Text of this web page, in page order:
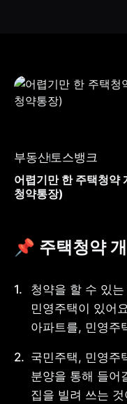
주소 : 06133 서울특별시 강남
부동산토스뱅크
어렵기만 한 주택청약
청약통장)
📌 주택청약
청약을 할 수 있
민영주택이 있어
아파트를, 민영주
국민주택, 민영주
분양을 통해 들어
집을 빌려 쓰는